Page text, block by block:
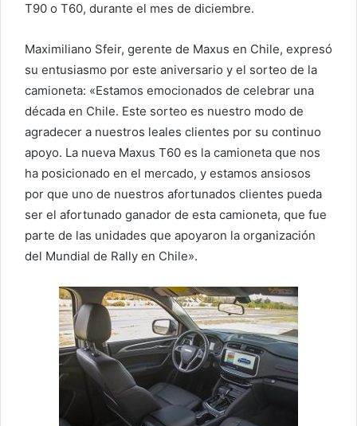
T90 o T60, durante el mes de diciembre.
Maximiliano Sfeir, gerente de Maxus en Chile, expresó
su entusiasmo por este aniversario y el sorteo de la
camioneta: «Estamos emocionados de celebrar una
década en Chile. Este sorteo es nuestro modo de
agradecer a nuestros leales clientes por su continuo
apoyo. La nueva Maxus T60 es la camioneta que nos
ha posicionado en el mercado, y estamos ansiosos
por que uno de nuestros afortunados clientes pueda
ser el afortunado ganador de esta camioneta, que fue
parte de las unidades que apoyaron la organización
del Mundial de Rally en Chile».